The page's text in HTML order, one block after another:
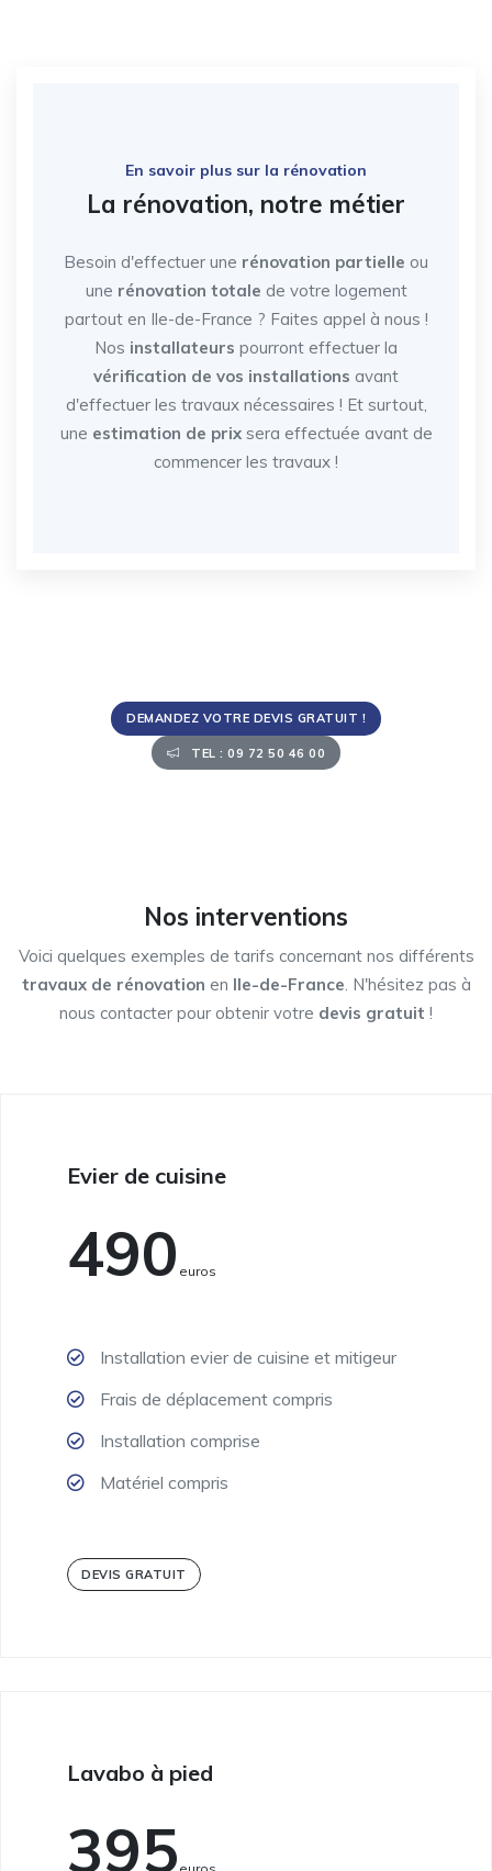
En savoir plus sur la rénovation
La rénovation, notre métier
Besoin d'effectuer une rénovation partielle ou
une rénovation totale de votre logement
partout en Ile-de-France ? Faites appel à nous !
Nos installateurs pourront effectuer la
vérification de vos installations avant
d'effectuer les travaux nécessaires ! Et surtout,
une estimation de prixsera effectuée avant de
commencer les travaux !
DEMANDEZ VOTRE DEVIS GRATUIT !
TEL : 09 72 50 46 00
Nos interventions
Voici quelques exemples de tarifs concernant nos différents
travaux de rénovation en Ile-de-France. N'hésitez pas à
nous contacter pour obtenir votre devis gratuit !
Evier de cuisine
490 Euros
Installation evier de cuisine et mitigeur
Frais de déplacement compris
Installation comprise
Matériel compris
DEVIS GRATUIT
Lavabo à pied
395